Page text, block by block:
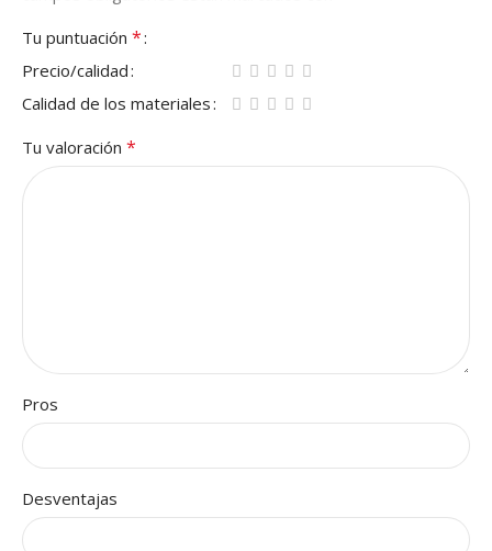
Tu puntuación *
Precio/calidad
Calidad de los materiales
Tu valoración *
Pros
Desventajas